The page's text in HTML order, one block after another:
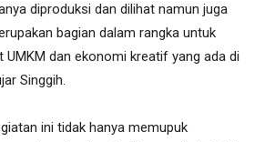
diproduksi dan dilihat namun juga
bagian dalam rangka untuk
UMKM dan ekonomi kreatif yang ada di
Singgih.
ini tidak hanya memupuk